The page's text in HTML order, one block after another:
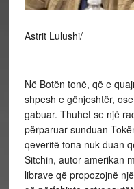
Astrit Lulushi/
Në Botën tonë, që e
shpesh e gënjeshtër,
gabuar. Thuhet se një
përparuar sunduan
qeveritë tona nuk duan
Sitchin, autor amerikan
librave që propozojnë